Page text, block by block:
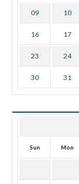
09 10
16 17
23 24
30 31
Sun Mon